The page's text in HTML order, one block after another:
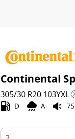
Continental
305/30 R20 103YXL
D A